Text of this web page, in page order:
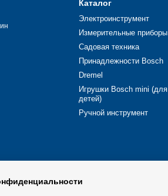
Каталог
Электроинструмент
Измерительные приборы
Садовая техника
Принадлежности Bosch
Dremel
Игрушки Bosch mini (для
детей)
Ручной инструмент